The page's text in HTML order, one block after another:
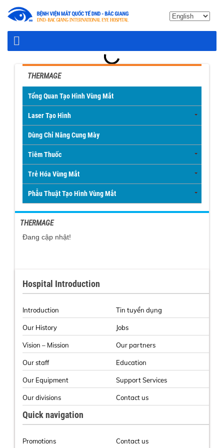
THERMAGE
Tổng Quan Tạo Hình Vùng Mắt
Laser Tạo Hình
Dùng Chỉ Nâng Cung Mày
Tiêm Thuốc
Trẻ Hóa Vùng Mắt
Phẫu Thuật Tạo Hình Vùng Mắt
THERMAGE
Đang cập nhật!
Hospital Introduction
Introduction
Our History
Vision – Mission
Our staff
Our Equipment
Our divisions
Tin tuyển dụng
Jobs
Our partners
Education
Support Services
Contact us
Quick navigation
Promotions Contact us